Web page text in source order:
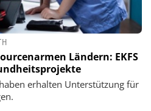
Ländern: EKFS
erhalten Unterstützung für